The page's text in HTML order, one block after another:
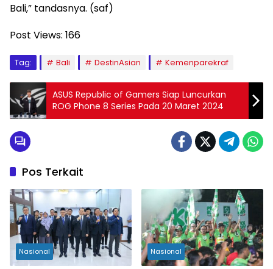
Bali,” tandasnya. (saf)
Post Views: 166
Tag: Bali DestinAsian Kemenparekraf
ASUS Republic of Gamers Siap Luncurkan
ROG Phone 8 Series Pada 20 Maret 2024
Pos Terkait
Nasional Nasional